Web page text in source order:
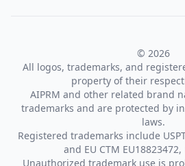
© 2026
All logos, trademarks, and
property of their
AIPRM and other related brand
trademarks and are protected by
laws.
Registered trademarks include
and EU CTM EU18823472,
Unauthorized trademark use is